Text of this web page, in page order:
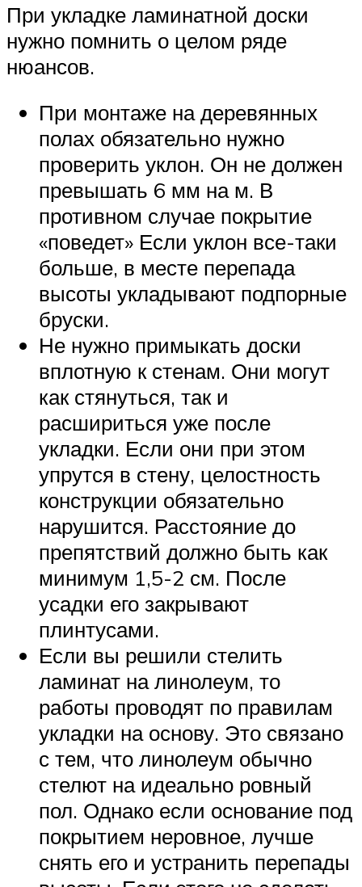
При укладке ламинатной доски
нужно помнить о целом ряде
нюансов.
При монтаже на деревянных
полах обязательно нужно
проверить уклон. Он не должен
превышать 6 мм на м. В
противном случае покрытие
«поведет» Если уклон все-таки
больше, в месте перепада
высоты укладывают подпорные
бруски.
Не нужно примыкать доски
вплотную к стенам. Они могут
как стянуться, так и
расшириться уже после
укладки. Если они при этом
упрутся в стену, целостность
конструкции обязательно
нарушится. Расстояние до
препятствий должно быть как
минимум 1,5-2 см. После
усадки его закрывают
плинтусами.
Если вы решили стелить
ламинат на линолеум, то
работы проводят по правилам
укладки на основу. Это связано
с тем, что линолеум обычно
стелют на идеально ровный
пол. Однако если основание под
покрытием неровное, лучше
снять его и устранить перепады